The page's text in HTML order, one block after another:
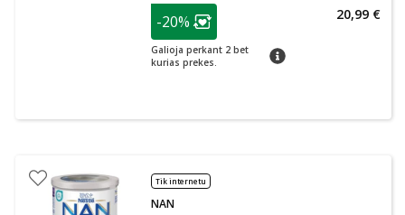
patarimas
Lojalumo klubo narių nuolaida
-20%
Galioja perkant 2 bet
kurias prekes.
patarimas
20,99 €
Tik internetu
NAN